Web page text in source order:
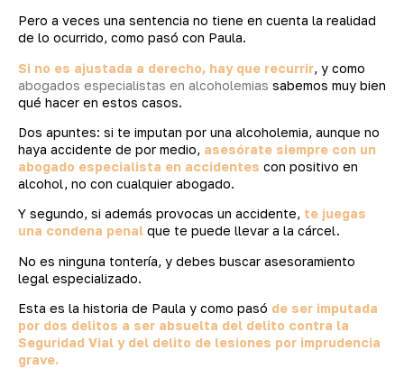
Pero a veces una sentencia no tiene en cuenta la realidad
de lo ocurrido, como pasó con Paula.
Si no es ajustada a derecho, hay que recurrir, y como
abogados especialistas en alcoholemias sabemos muy bien
qué hacer en estos casos.
Dos apuntes: si te imputan por una alcoholemia, aunque no
haya accidente de por medio, asesórate siempre con un
abogado especialista en accidentes con positivo en
alcohol, no con cualquier abogado.
Y segundo, si además provocas un accidente, te juegas
una condena penal que te puede llevar a la cárcel.
No es ninguna tontería, y debes buscar asesoramiento
legal especializado.
Esta es la historia de Paula y como pasó de ser imputada
por dos delitos a ser absuelta del delito contra la
Seguridad Vial y del delito de lesiones por imprudencia
grave.